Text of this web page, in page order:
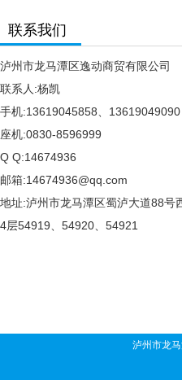
联系我们
泸州市龙马潭区逸动商贸有限公司
联系人:杨凯
手机:13619045858、13619049090
座机:0830-8596999
Q Q:14674936
邮箱:14674936@qq.com
地址:泸州市龙马潭区蜀泸大道88号
4层54919、54920、54921
泸州市龙